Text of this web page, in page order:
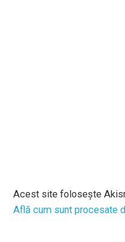
Acest site folosește
Află cum sunt procesate